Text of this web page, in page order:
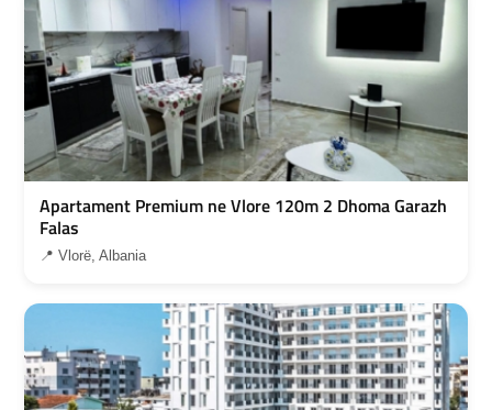
Apartament Premium ne Vlore 120m 2 Dhoma Garazh
Falas
📍 Vlorë, Albania